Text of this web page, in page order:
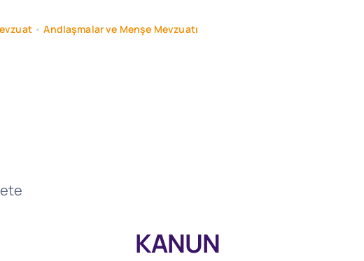
•Andlaşmalar ve Menşe Mevzuatı
KANUN